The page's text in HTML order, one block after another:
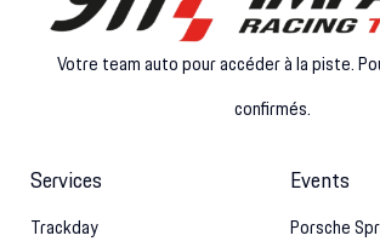
Votre team auto pour accéder à la piste.
confirmés.
Services
Trackday
Events
Porsche